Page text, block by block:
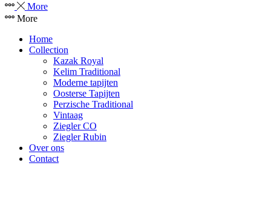
More
More
Home
Collection
Kazak Royal
Kelim Traditional
Moderne tapijten
Oosterse Tapijten
Perzische Traditional
Vintaag
Ziegler CO
Ziegler Rubin
Over ons
Contact